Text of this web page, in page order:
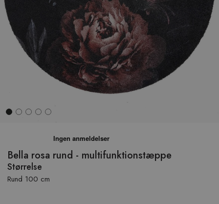
Bella rosa rund - multifunktionstæppe
Størrelse
Rund 100 cm
begyndelsen
af
billedgalleriet